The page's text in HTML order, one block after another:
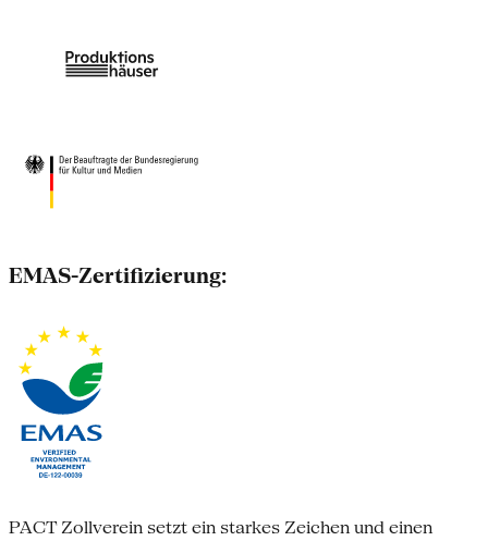
EMAS-Zertifizierung:
PACT Zollverein setzt ein starkes Zeichen und einen